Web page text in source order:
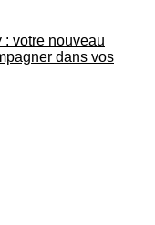
: votre nouveau
dans vos